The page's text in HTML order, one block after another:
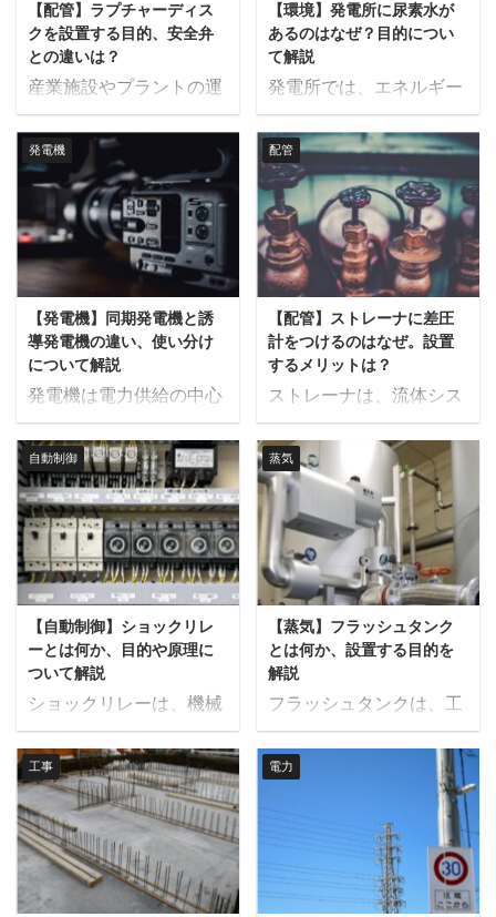
す。 裏ナット溶接は、特
に狭い場所や手が ...
圧や周波数の不整合が生
じ、重大な損傷や運用 ...
渋滞を示す条件について
詳しく説明します。 自動
弁の渋滞とは 自動弁は、
電気や空気圧、油圧など
開閉や調整を行う弁で、
流体の流量や圧力、温度
を正確に制御できます。
自動弁の「渋滞」とは、
自動弁の動作が遅くなっ
たり、不安定になったり
する状態を指します。こ
れは、弁の開閉がスムー
ズに行われず、流体 ...
す。 軸流タービンとは
軸流タービンは、流体が
軸に沿って直線的に流れ
るタイプのタービンで
蒸気）は、タービンのブ
レードを通過しながら、
そのエネルギーを回転運
動し、発電や機械の駆動
を行います。 軸流タービ
ンは、流体の運動エネル
ギーを直接回転運動に変
える効率的な設計が特徴
で、主に火力発電所など
...
【配管】ラプチャーディス
クを設置する目的、安全弁
との違いは？
産業施設やプラントの運
用において、安全性を保
つための圧力管理は非常
に重要です。 過剰な圧力
が発生すると、設備の損
傷や事故の原因となり得
るため、適切な圧力解放
装置が必要です。 ラプチ
ャーディスクと安全弁は
その代表的な例ですが、
それぞれの特徴や設置目
的には明確な違いがあり
ます。本記事では、ラプ
的と安全弁との違いにつ
いて解説します。 ラプチ
ャーディスクとは ラプチ
ャーディスクは、過圧保
護を目的とした安全装置
の一種です。主にプロセ
ス産業や化学工場など、
高圧の流体を取り扱う場
所で使用されます。 ...
【環境】発電所に尿素水が
あるのはなぜ？目的につい
て解説
発電所では、エネルギー
の安定供給と環境保護の
両立が求められます。 そ
の中で、排出ガスの管理
は非常に重要な課題で
す。特に火力発電所で
は、燃焼によって窒素酸
化物（NOx）が生成さ
れ、これは大気汚染の原
因となります。 発電所に
尿素水があるのは、この
NOxを削減するためで
す。本記事では、尿素水
て詳しく説明します。 尿
素水とは 尿素水は、尿素
（CO(NH2)2）を水に溶
かした液体です。 この液
体は、SCR（選択触媒還
元）装置で利用されるこ
とで知られています。
SCR装置は、排ガス中の
NOxを無害 ...
発電機
【発電機】同期発電機と誘
導発電機の違い、使い分け
について解説
発電機は電力供給の中心
的な役割を果たしてお
り、その種類は多岐にわ
たります。その中でも、
同期発電機と誘導発電機
は一般的に使用される二
つの主要なタイプです。
この記事では、同期発電
機と誘導発電機の違い
と、それぞれの用途につ
いて解説します。 同期発
電機とは 同期発電機は、
発電機の一種で、発電機
電力供給する電力網の周
波数に同期して回転する
装置です。これにより、
発電機の回転速度が一定
であれば、出力する交流
電力の周波数も一定とな
配管
【配管】ストレーナに差圧
計をつけるのはなぜ。設置
するメリットは？
ストレーナは、流体シス
テムにおいて異物や不純
物を取り除くために使用
される重要な機器です。
その中で、ストレーナに
差圧計が設置されている
のを見たことがある方も
いるのではないでしょう
か。本記事では、ストレ
ーナに差圧計をつける理
由について解説します。
ストレーナとは ストレー
ナは、流体（液体や気
物や異物を捕捉するため
の装置です。 流体がスト
レーナを通過する際に、
フィルターが異物を取り
除き、クリーンな流体だ
けが下流に送られます。
自動制御
【自動制御】ショックリレ
ーとは何か、目的や原理に
ついて解説
ショックリレーは、機械
や装置に突発的なトルク
や負荷がかかった際に、
瞬時に感知し運転を停止
させる重要な安全装置で
す。 この記事では、ショ
ックリレーとは何か、作
動原理、設定方法、サー
蒸気
【蒸気】フラッシュタンク
とは何か、設置する目的を
解説
フラッシュタンクは、工
業プロセスにおいて省エ
ネルギーを考える上で重
要な役割を果たす装置で
す。 この記事では、フラ
ッシュタンクとは何か、
設置する目的について解
説します。 フラッシュタ
工事 電力